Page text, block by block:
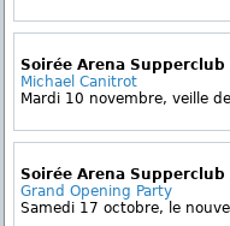
Soirée Arena Supperclub
Michael Canitrot
Mardi 10 novembre, veille
Soirée Arena Supperclub
Grand Opening Party
Samedi 17 octobre, le